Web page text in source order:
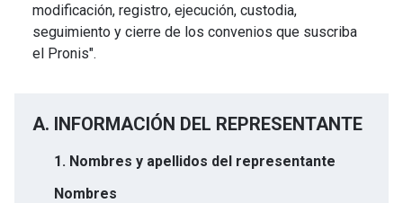
modificación, registro, ejecución, custodia,
seguimiento y cierre de los convenios que suscriba
el Pronis".
A. INFORMACIÓN DEL REPRESENTANTE
1. Nombres y apellidos del representante
Nombres